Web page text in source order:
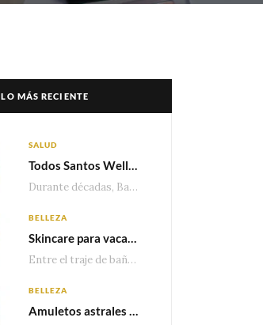
LO MÁS RECIENTE
SALUD
Todos Santos Wellness Fest: el evento de bienestar que está transformando a Baja California Sur en un nuevo referente para el turismo wellness
Durante décadas, Baja California Sur ha sido reconocido por sus playas, hoteles de lujo y…
BELLEZA
Skincare para vacaciones: Los do’s and dont’s para cuidar tu piel
Entre el traje de baño, las sandalias, los lentes de sol y los looks que…
BELLEZA
Amuletos astrales y la icónica colección Zodiaque de Van Cleef & Arpels